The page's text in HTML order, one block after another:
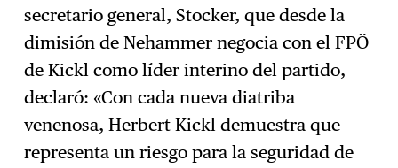
secretario general, Stocker, que desde la
dimisión de Nehammer negocia con el FPÖ
de Kickl como líder interino del partido,
declaró: «Con cada nueva diatriba
venenosa, Herbert Kickl demuestra que
representa un riesgo para la seguridad de